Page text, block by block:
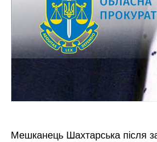
Мешканець Шахтарська після